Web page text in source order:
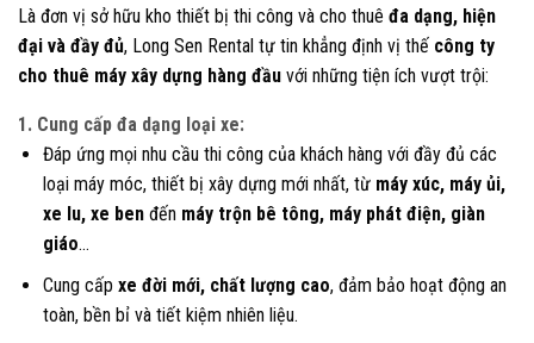
Là đơn vị sở hữu kho thiết bị thi công và cho thuê đa dạng, hiện
đại và đầy đủ, Long Sen Rental tự tin khẳng định vị thế công ty
cho thuê máy xây dựng hàng đầu với những tiện ích vượt trội:
1. Cung cấp đa dạng loại xe:
Đáp ứng mọi nhu cầu thi công của khách hàng với đầy đủ các
loại máy móc, thiết bị xây dựng mới nhất, từ máy xúc, máy ủi,
xe lu, xe benđến máy trộn bê tông, máy phát điện, giàn
giáo…
Cung cấp xe đời mới, chất lượng cao, đảm bảo hoạt động an
toàn, bền bỉ và tiết kiệm nhiên liệu.